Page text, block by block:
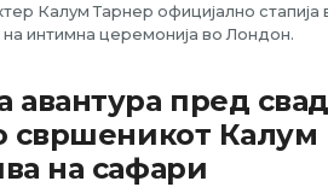
Калум Тарнер официјално стапија
интимна церемонија во Лондон.
авантура пред
свршеникот Калум
на сафари